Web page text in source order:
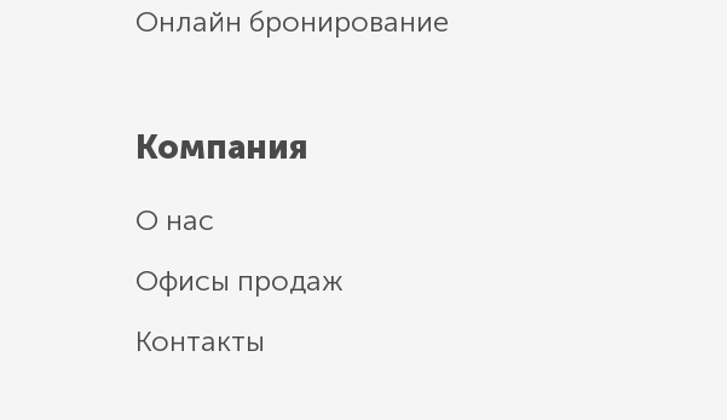
Онлайн бронирование
Компания
О нас
Офисы продаж
Контакты